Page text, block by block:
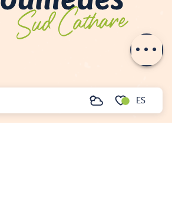
Voir les favoris
Buscar ES